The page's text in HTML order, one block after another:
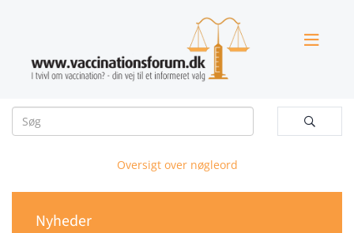


Oversigt over nøgleord
Nyheder